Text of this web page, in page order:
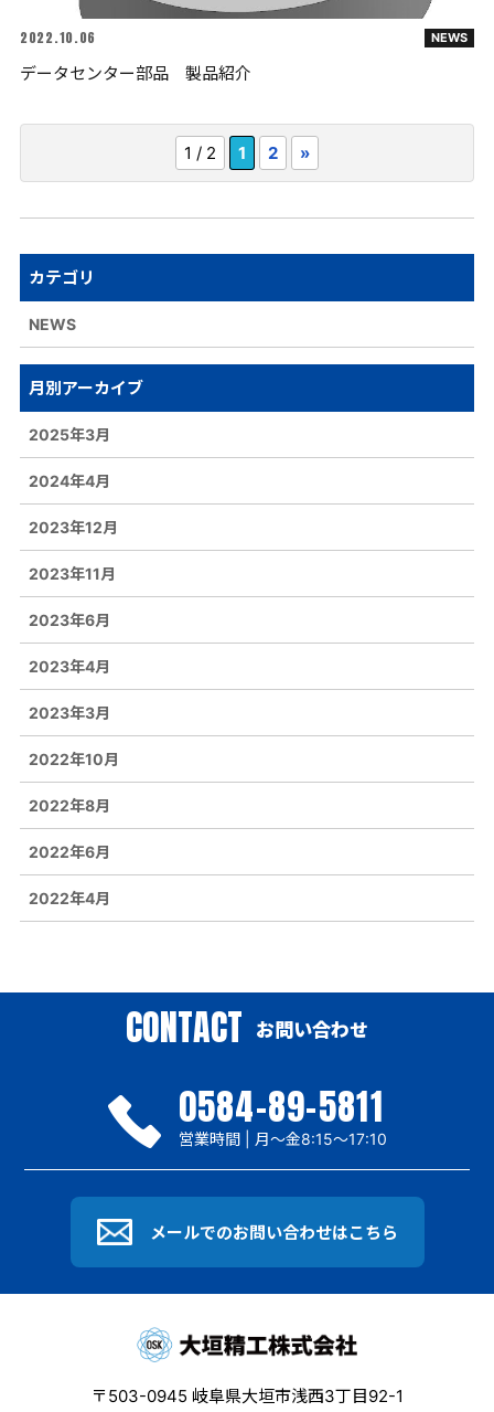
2022.10.06 NEWS
データセンター部品 製品紹介
1 / 2 1 2 »
カテゴリ
NEWS
月別アーカイブ
2025年3月
2024年4月
2023年12月
2023年11月
2023年6月
2023年4月
2023年3月
2022年10月
2022年8月
2022年6月
2022年4月
CONTACT お問い合わせ
0584-89-5811
営業時間 | 月～金8:15〜17:10
メールでのお問い合わせはこちら
〒503-0945 岐阜県大垣市浅西3丁目92-1